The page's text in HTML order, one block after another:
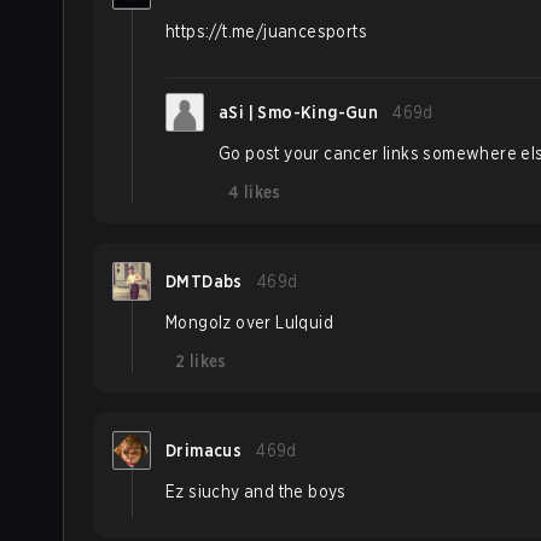
https://t.me/juancesports
aSi | Smo-King-Gun 469d
Go post your cancer links somewhere
4
likes
DMTDabs 469d
Mongolz over Lulquid
2
likes
Drimacus 469d
Ez siuchy and the boys